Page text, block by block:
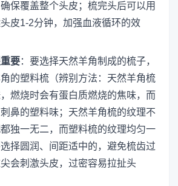
保覆盖整个头皮；梳完头后可以用
皮1-2分钟，加强血液循环的效
要：要选择天然羊角制成的梳子，
的塑料梳（辨别方法：天然羊角梳
燃烧时会有蛋白质燃烧的焦味，而
鼻的塑料味；天然羊角梳的纹理不
独一无二，而塑料梳的纹理均匀一
择圆润、间距适中的，避免梳齿过
会刺激头皮，过密容易拉扯头